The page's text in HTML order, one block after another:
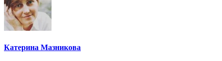
Катерина Мазникова